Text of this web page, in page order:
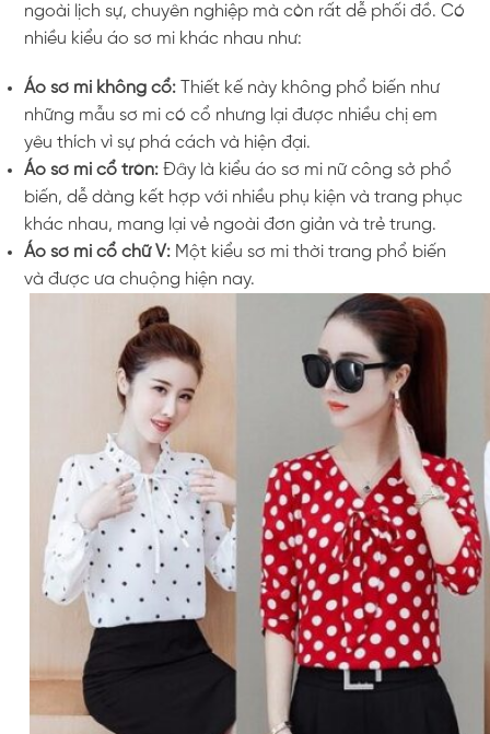
ngoài lịch sự, chuyên nghiệp mà còn rất dễ phối đồ. Có
nhiều kiểu áo sơ mi khác nhau như:
Áo sơ mi không cổ: Thiết kế này không phổ biến như
những mẫu sơ mi có cổ nhưng lại được nhiều chị em
yêu thích vì sự phá cách và hiện đại.
Áo sơ mi cổ tròn: Đây là kiểu áo sơ mi nữ công sở phổ
biến, dễ dàng kết hợp với nhiều phụ kiện và trang phục
khác nhau, mang lại vẻ ngoài đơn giản và trẻ trung.
Áo sơ mi cổ chữ V: Một kiểu sơ mi thời trang phổ biến
và được ưa chuộng hiện nay.